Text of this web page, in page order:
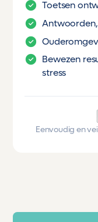
Toetsen
Bewezen
stress
Eenvoudig en